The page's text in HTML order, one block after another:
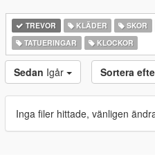
TREVOR KLÄDER SKOR
TATUERINGAR
KLOCKOR
Sedan Igår Sortera
Inga filer hittade, vänligen